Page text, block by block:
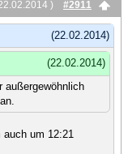
) #2911
(22.02.2014)
(22.02.2014)
außergewöhnlich
um 12:21